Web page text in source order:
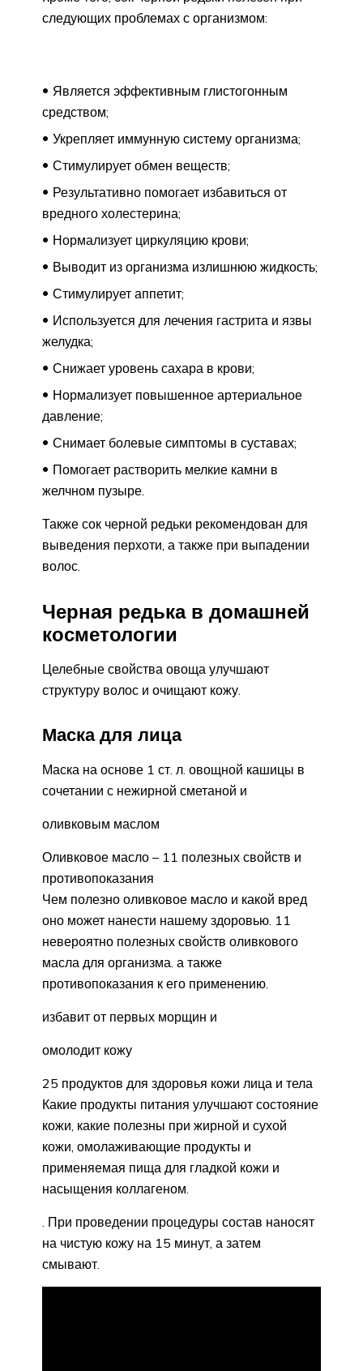
следующих проблемах с организмом:
Является эффективным глистогонным
средством;
Укрепляет иммунную систему организма;
Стимулирует обмен веществ;
Результативно помогает избавиться от
вредного холестерина;
Нормализует циркуляцию крови;
Выводит из организма излишнюю жидкость;
Стимулирует аппетит;
Используется для лечения гастрита и язвы
желудка;
Снижает уровень сахара в крови;
Нормализует повышенное артериальное
давление;
Снимает болевые симптомы в суставах;
Помогает растворить мелкие камни в
желчном пузыре.
Также сок черной редьки рекомендован для
выведения перхоти, а также при выпадении
волос.
Черная редька в домашней
косметологии
Целебные свойства овоща улучшают
структуру волос и очищают кожу.
Маска для лица
Маска на основе 1 ст. л. овощной кашицы в
сочетании с нежирной сметаной и
оливковым маслом
Оливковое масло – 11 полезных свойств и
противопоказания
Чем полезно оливковое масло и какой вред
оно может нанести нашему здоровью. 11
невероятно полезных свойств оливкового
масла для организма. а также
противопоказания к его применению.
избавит от первых морщин и
омолодит кожу
25 продуктов для здоровья кожи лица и тела
Какие продукты питания улучшают состояние
кожи, какие полезны при жирной и сухой
кожи, омолаживающие продукты и
применяемая пища для гладкой кожи и
насыщения коллагеном.
. При проведении процедуры состав наносят
на чистую кожу на 15 минут, а затем
смывают.